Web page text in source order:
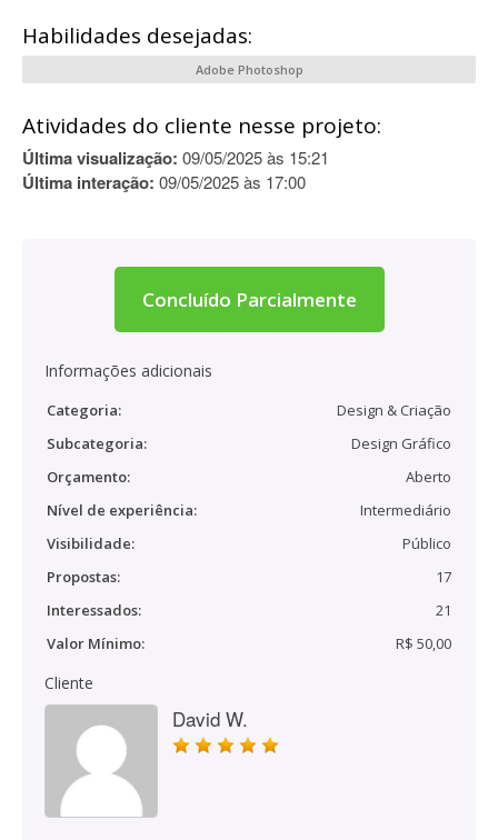
Habilidades desejadas:
Adobe Photoshop
Atividades do cliente nesse projeto:
Última visualização: 09/05/2025 às 15:21
Última interação: 09/05/2025 às 17:00
Concluído Parcialmente
Informações adicionais
Categoria:
Design & Criação
Subcategoria:
Design Gráfico
Orçamento:
Aberto
Nível de experiência:
Intermediário
Visibilidade:
Público
Propostas:
17
Interessados:
21
Valor Mínimo:
R$ 50,00
Cliente
David W.